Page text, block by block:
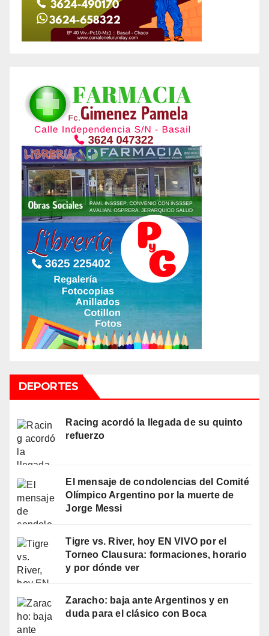
DEPORTES
Racing acordó la llegada de su quinto
refuerzo
El mensaje de condolencias del Comité
Olímpico Argentino por la muerte de
Jorge Messi
Tigre vs. River, hoy EN VIVO por el
Torneo Clausura: formaciones, horario
y por dónde ver
Zaracho: baja ante Argentinos y en
duda para el clásico con Boca